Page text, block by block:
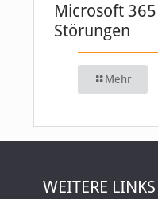
Microsoft
Störungen
Mehr
WEITERE LINKS